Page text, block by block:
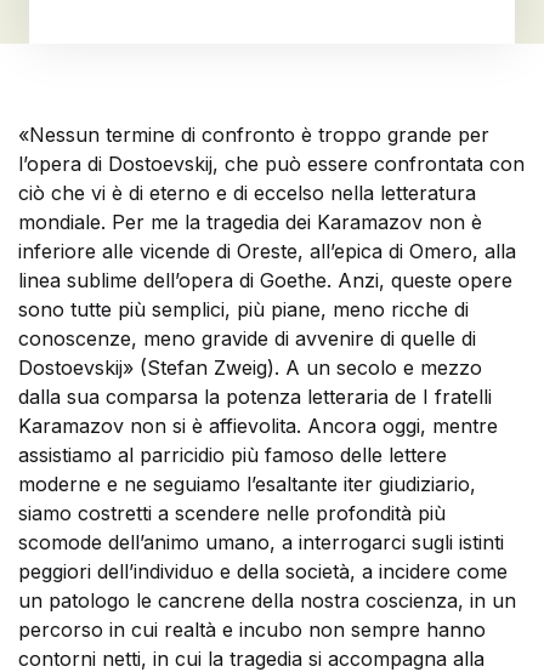
«Nessun termine di confronto è troppo grande per
l’opera di Dostoevskij, che può essere confrontata con
ciò che vi è di eterno e di eccelso nella letteratura
mondiale. Per me la tragedia dei Karamazov non è
inferiore alle vicende di Oreste, all’epica di Omero, alla
linea sublime dell’opera di Goethe. Anzi, queste opere
sono tutte più semplici, più piane, meno ricche di
conoscenze, meno gravide di avvenire di quelle di
Dostoevskij» (Stefan Zweig). A un secolo e mezzo
dalla sua comparsa la potenza letteraria de I fratelli
Karamazov non si è affievolita. Ancora oggi, mentre
assistiamo al parricidio più famoso delle lettere
moderne e ne seguiamo l’esaltante iter giudiziario,
siamo costretti a scendere nelle profondità più
scomode dell’animo umano, a interrogarci sugli istinti
peggiori dell’individuo e della società, a incidere come
un patologo le cancrene della nostra coscienza, in un
percorso in cui realtà e incubo non sempre hanno
contorni netti, in cui la tragedia si accompagna alla